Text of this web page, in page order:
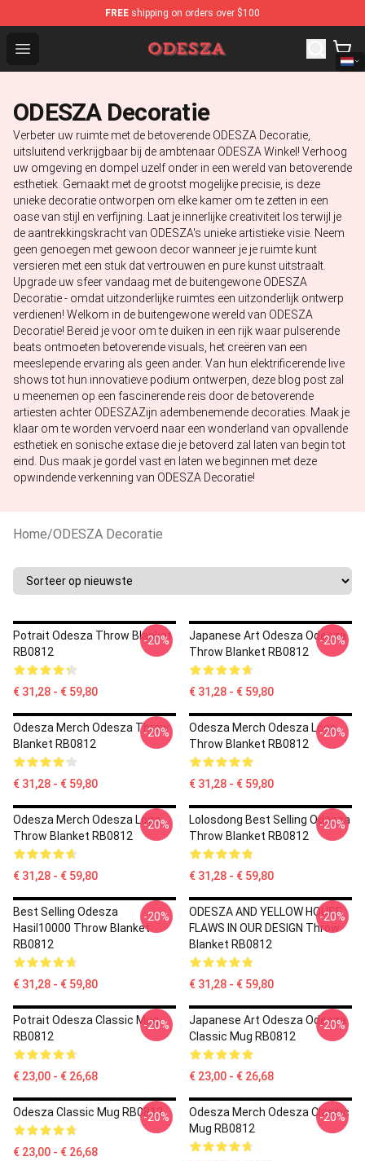
FREE shipping on orders over $100
Open menu
ODESZA Shop - Official ODESZA Merchandise Store
ODESZA Decoratie
Verbeter uw ruimte met de betoverende ODESZA Decoratie,
uitsluitend verkrijgbaar bij de ambtenaar ODESZA Winkel! Verhoog
uw omgeving en dompel uzelf onder in een wereld van betoverende
esthetiek. Gemaakt met de grootst mogelijke precisie, is deze
unieke decoratie ontworpen om elke kamer om te zetten in een
oase van stijl en verfijning. Laat je innerlijke creativiteit los terwijl je
de aantrekkingskracht van ODESZA's unieke artistieke visie. Neem
geen genoegen met gewoon decor wanneer je je ruimte kunt
versieren met een stuk dat vertrouwen en pure kunst uitstraalt.
Upgrade uw sfeer vandaag met de buitengewone ODESZA
Decoratie - omdat uitzonderlijke ruimtes een uitzonderlijk ontwerp
verdienen! Welkom in de buitengewone wereld van ODESZA
Decoratie! Bereid je voor om te duiken in een rijk waar pulserende
beats ontmoeten betoverende visuals, het creëren van een
meeslepende ervaring als geen ander. Van hun elektrificerende live
shows tot hun innovatieve podium ontwerpen, deze blog post zal
u meenemen op een fascinerende reis door de betoverende
artiesten achter ODESZAZijn adembenemende decoraties. Maak je
klaar om te worden vervoerd naar een wonderland van opvallende
esthetiek en sonische extase die je betoverd zal laten van begin tot
eind. Dus maak je gordel vast en laten we beginnen met deze
opwindende verkenning van ODESZA Decoratie!
Home/ODESZA Decoratie
Potrait Odesza Throw Blanket
RB0812
€ 31,28 - € 59,80
-20%
Japanese Art Odesza Odesza
Throw Blanket RB0812
€ 31,28 - € 59,80
-20%
Odesza Merch Odesza Throw
Blanket RB0812
€ 31,28 - € 59,80
-20%
Odesza Merch Odesza Logo
Throw Blanket RB0812
€ 31,28 - € 59,80
-20%
Odesza Merch Odesza Logo
Throw Blanket RB0812
€ 31,28 - € 59,80
-20%
Lolosdong Best Selling Odesza
Throw Blanket RB0812
€ 31,28 - € 59,80
-20%
Best Selling Odesza
Hasil10000 Throw Blanket
RB0812
€ 31,28 - € 59,80
-20%
ODESZA AND YELLOW HOUSE
FLAWS IN OUR DESIGN Throw
Blanket RB0812
€ 31,28 - € 59,80
-20%
Potrait Odesza Classic Mug
RB0812
€ 23,00 - € 26,68
-20%
Japanese Art Odesza Odesza
Classic Mug RB0812
€ 23,00 - € 26,68
-20%
Odesza Classic Mug RB0812
€ 23,00 - € 26,68
-20%
Odesza Merch Odesza Classic
Mug RB0812
-20%